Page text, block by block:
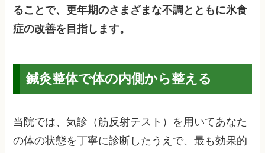
ることで、更年期のさまざまな不調とともに氷食
症の改善を目指します。
鍼灸整体で体の内側から整える
当院では、気診（筋反射テスト）を用いてあなた
の体の状態を丁寧に診断したうえで、最も効果的